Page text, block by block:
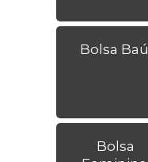
Bolsa Baú
Bolsa